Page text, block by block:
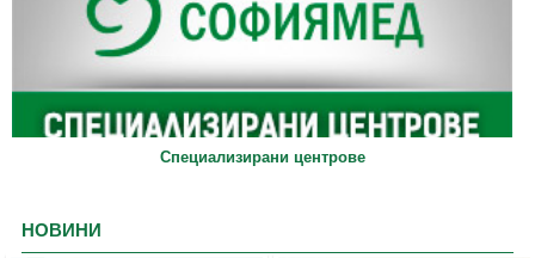
Специализирани центрове
НОВИНИ